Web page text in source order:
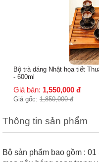
Bộ trà dáng Nhật họa tiết
- 600ml
Giá bán: 1,550,000 đ
Giá gốc: 1,850,000 đ
Thông tin sản phẩm
Bộ sản phẩm bao gồm :